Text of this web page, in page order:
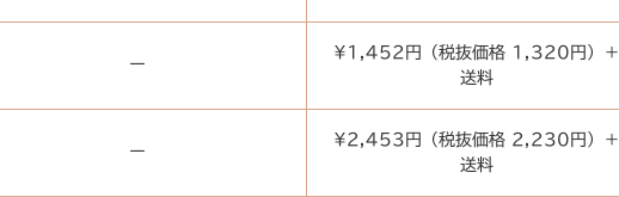
ー
¥1,452円（税抜価格 1,320円）＋
送料
ー
¥2,453円（税抜価格 2,230円）＋
送料